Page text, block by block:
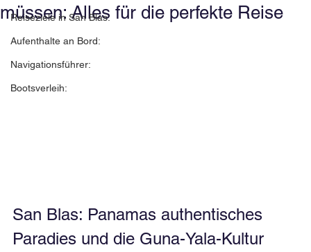
Reiseziele in San Blas:
Aufenthalte an Bord:
Navigationsführer:
Bootsverleih:
müssen: Alles für die perfekte Reise
San Blas: Panamas authentisches
Paradies und die Guna-Yala-Kultur